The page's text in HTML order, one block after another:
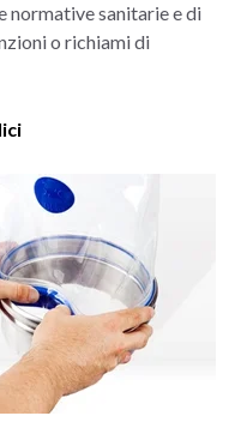
normative sanitarie e di
o richiami di